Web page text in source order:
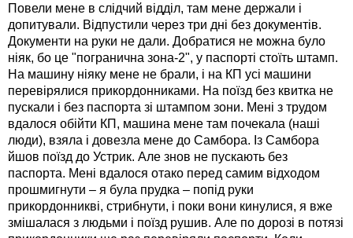
Повели мене в слідчий відділ, там мене держали і
допитували. Відпустили через три дні без документів.
Документи на руки не дали. Добратися не можна було
ніяк, бо це "погранична зона-2", у паспорті стоїть штамп.
На машину ніяку мене не брали, і на КП усі машини
перевірялися прикордонниками. На поїзд без квитка не
пускали і без паспорта зі штампом зони. Мені з трудом
вдалося обійти КП, машина мене там почекала (наші
люди), взяла і довезла мене до Самбора. Із Самбора
йшов поїзд до Устрик. Але знов не пускають без
паспорта. Мені вдалося отако перед самим відходом
прошмигнути – я була прудка – попід руки
прикордонникві, стрибнути, і поки вони кинулися, я вже
змішалася з людьми і поїзд рушив. Але по дорозі в потязі